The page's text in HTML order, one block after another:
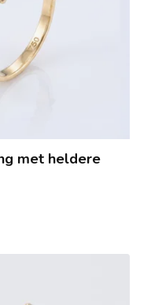
met heldere